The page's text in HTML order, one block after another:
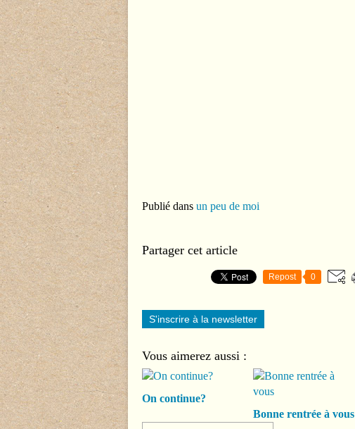
Publié dans un peu de moi
Partager cet article
Repost 0
S'inscrire à la newsletter
Vous aimerez aussi :
On continue?
Bonne rentrée à vous